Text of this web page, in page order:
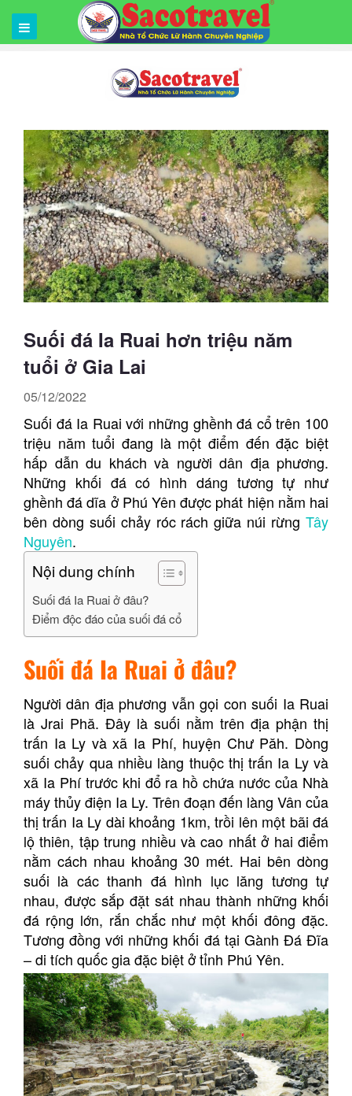
Suối đá Ia Ruai hơn triệu năm
tuổi ở Gia Lai
05/12/2022
Suối đá Ia Ruai với những ghềnh đá cổ trên 100
triệu năm tuổi đang là một điểm đến đặc biệt
hấp dẫn du khách và người dân địa phương.
Những khối đá có hình dáng tương tự như
ghềnh đá dĩa ở Phú Yên được phát hiện nằm hai
bên dòng suối chảy róc rách giữa núi rừng Tây
Nguyên.
Nội dung chính
Suối đá Ia Ruai ở đâu?
Điểm độc đáo của suối đá cổ
Suối đá Ia Ruai ở đâu?
Người dân địa phương vẫn gọi con suối Ia Ruai
là Jrai Phă. Đây là suối nằm trên địa phận thị
trấn Ia Ly và xã Ia Phí, huyện Chư Păh. Dòng
suối chảy qua nhiều làng thuộc thị trấn Ia Ly và
xã Ia Phí trước khi đổ ra hồ chứa nước của Nhà
máy thủy điện Ia Ly. Trên đoạn đến làng Vân của
thị trấn Ia Ly dài khoảng 1km, trồi lên một bãi đá
lộ thiên, tập trung nhiều và cao nhất ở hai điểm
nằm cách nhau khoảng 30 mét. Hai bên dòng
suối là các thanh đá hình lục lăng tương tự
nhau, được sắp đặt sát nhau thành những khối
đá rộng lớn, rắn chắc như một khối đông đặc.
Tương đồng với những khối đá tại Gành Đá Đĩa
– di tích quốc gia đặc biệt ở tỉnh Phú Yên.